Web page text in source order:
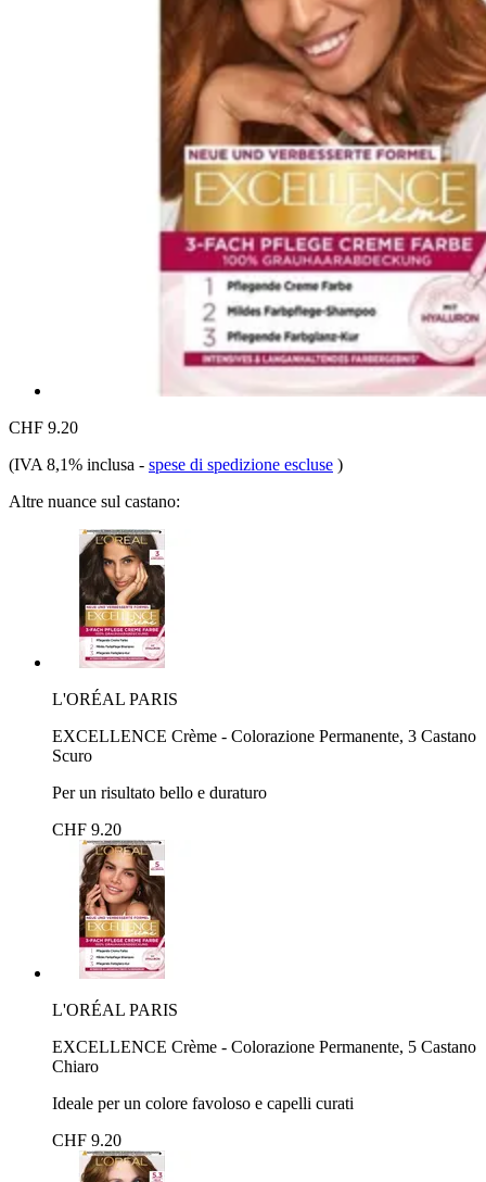
CHF 9.20
(IVA 8,1% inclusa - spese di spedizione escluse )
Altre nuance sul castano:
L'ORÉAL PARIS
EXCELLENCE Crème - Colorazione Permanente, 3 Castano
Scuro
Per un risultato bello e duraturo
CHF 9.20
L'ORÉAL PARIS
EXCELLENCE Crème - Colorazione Permanente, 5 Castano
Chiaro
Ideale per un colore favoloso e capelli curati
CHF 9.20